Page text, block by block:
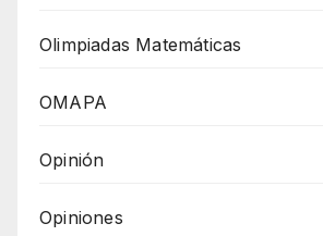
Olimpiadas Matemáticas
OMAPA
Opinión
Opiniones